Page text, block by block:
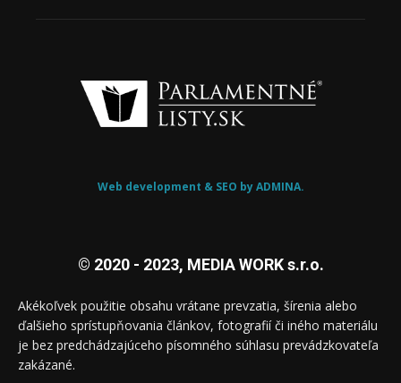
Web development & SEO by ADMINA.
© 2020 - 2023, MEDIA WORK s.r.o.
Akékoľvek použitie obsahu vrátane prevzatia, šírenia alebo
ďalšieho sprístupňovania článkov, fotografií či iného materiálu
je bez predchádzajúceho písomného súhlasu prevádzkovateľa
zakázané.